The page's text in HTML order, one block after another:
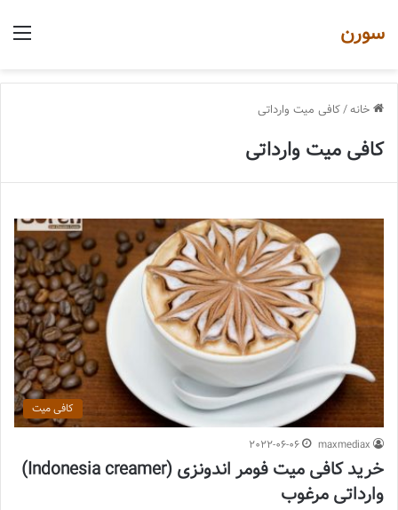
سورن
خانه/کافی میت وارداتی
کافی میت وارداتی
کافی میت
maxmediax
2022-06-06
خرید کافی میت فومر اندونزی (Indonesia creamer)
وارداتی مرغوب